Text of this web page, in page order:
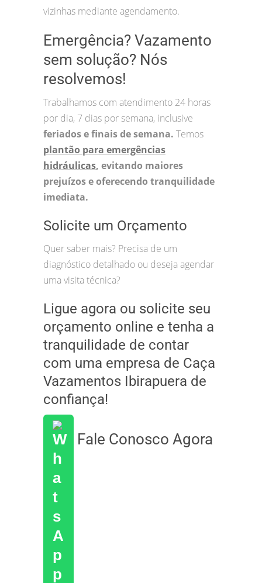
vizinhas mediante agendamento.
Emergência? Vazamento
sem solução? Nós
resolvemos!
Trabalhamos com atendimento 24 horas
por dia, 7 dias por semana, inclusive
feriados e finais de semana. Temos
plantão para emergências
hidráulicas, evitando maiores
prejuízos e oferecendo tranquilidade
imediata.
Solicite um Orçamento
Quer saber mais? Precisa de um
diagnóstico detalhado ou deseja agendar
uma visita técnica?
Ligue agora ou solicite seu
orçamento online e tenha a
tranquilidade de contar
com uma empresa de Caça
Vazamentos Ibirapuera de
confiança!
Fale Conosco Agora